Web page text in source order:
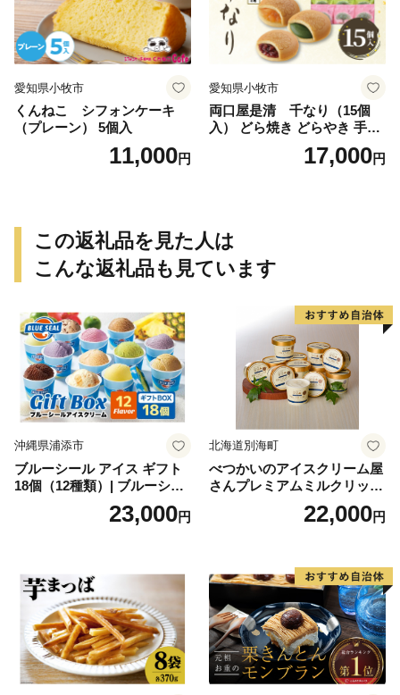
愛知県小牧市
くんねこ シフォンケーキ
（プレーン） 5個入
11,000円
愛知県小牧市
両口屋是清 千なり（15個
入） どら焼き どらやき 手土
産 お土産 土産 丹波大納言小
豆 抹茶 林檎 りんご 慶事 お
17,000円
この返礼品を見た人は
こんな返礼品も見ています
沖縄県浦添市
ブルーシール アイス ギフト
18個（12種類）| ブルーシー
ルアイス ブルーシールアイ
スクリーム 着日指定可能 送
誕生日 カップ 詰め合わせ バ
ラエティ | バニラ チョコレー
ト ストロベリー ピスタチオ
バニラ＆クッキー ウベ 沖縄
紅イモ 塩ちんすこう 沖縄シ
ークヮーサー 沖縄黒糖 琉球
ロイヤルミルクティ 沖縄パ
イン
23,000円
北海道別海町
べつかいのアイスクリーム屋
さんプレミアムミルクリッチ
12個（AP-01）（ 北海道アイ
ス 北海道産アイス アイス ア
道産アイス 道産アイスクリ
ーム ギフト 詰合せ 詰め合わ
せ ふるさと納税 ）
22,000円